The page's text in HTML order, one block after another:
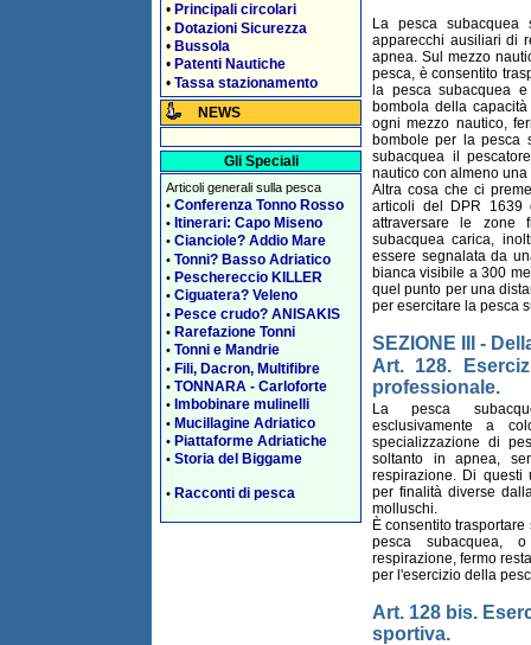
• Principali circolari
• Dotazioni Sicurezza
• Bussola
• Patenti Nautiche
• Tassa stazionamento
NEWS
Gli Speciali
Articoli generali sulla pesca
• Conferenza Tonno Rosso
• Itinerari: Capo Miseno
• Cianciole? Addio Mare
• Tonni? Basso Adriatico
• Peschereccio KILLER
• Ciguatera? Veleno
• Pesce crudo? ANISAKIS
• Rarefazione Tonni
• Tonni e Mandrie
• Fili, Dacron, Multifibre
• TONNARA - Carloforte
• Imbobinare mulinelli
• Mucillagine Adriatico
• Piattaforme Adriatiche
• Storia del Biggame
• Racconti di pesca
La pesca subacquea
apparecchi ausiliari di
apnea. Sul mezzo
pesca, è consentito
la pesca subacquea
bombola della
ogni mezzo nautico,
bombole per la pesca
subacquea il
nautico con almeno
Altra cosa che ci
articoli del DPR
attraversare le zone
subacquea carica,
essere segnalata da
bianca visibile a 300
quel punto per una
per esercitare la pesca
SEZIONE III -
Art. 128.
professionale.
La pesca
esclusivamente a
specializzazione di
soltanto in apnea,
respirazione. Di questi
per finalità diverse
molluschi.
È consentito
pesca subacquea,
respirazione, fermo
per l'esercizio della
Art. 128 bis.
sportiva.